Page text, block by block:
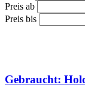
Preis ab
Preis bis
Gebraucht: